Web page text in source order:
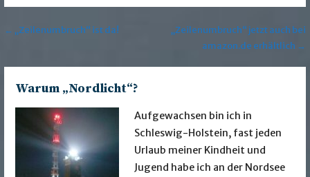
Beitragsnavigation
← „Zeilenumbruch“ ist da!
„Zeilenumbruch“ jetzt auch bei
amazon.de erhältlich →
Warum „Nordlicht“?
Aufgewachsen bin ich in
Schleswig-Holstein, fast jeden
Urlaub meiner Kindheit und
Jugend habe ich an der Nordsee